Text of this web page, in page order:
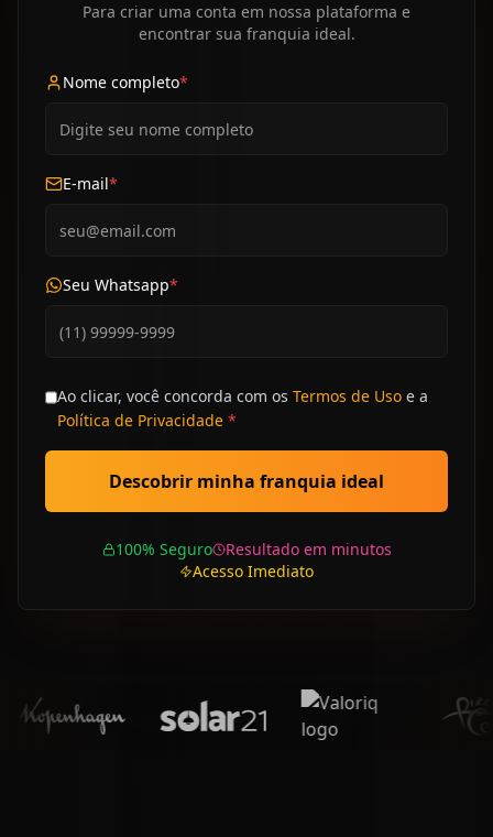
Para criar uma conta em nossa plataforma e
encontrar sua franquia ideal.
Nome completo*
E-mail*
Seu Whatsapp*
Ao clicar, você concorda com os Termos de Uso e a
Política de Privacidade *
Descobrir minha franquia ideal
100% Seguro
Resultado em minutos
Acesso Imediato